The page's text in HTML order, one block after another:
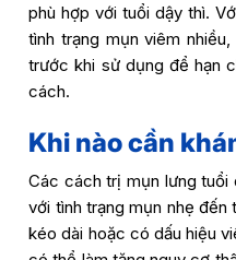
phù hợp với tuổi dậy thì.
tình trạng mụn viêm
trước khi sử dụng để hạn
cách.
Khi nào cần
Các cách trị mụn lưng tuổi
với tình trạng mụn nhẹ đến
kéo dài hoặc có dấu hiệu